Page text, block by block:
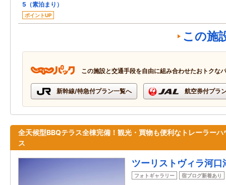
5（素泊まり）
ポイントUP
この施
この施設と交通手段を自由に組み合わせたおトクな
新幹線/特急付プラン一覧へ 航空券付プラ
全天候型BBQテラス全棟完備！観光・買物も便利なトレーラーハ
ス
ツーリストヴィラ河口
フォトギャラリー 宿ブログ新着あり